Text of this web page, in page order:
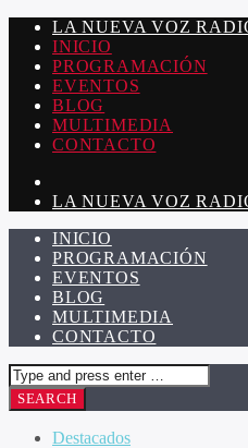
LA NUEVA VOZ
INICIO
PROGRAMACIÓN
EVENTOS
BLOG
MULTIMEDIA
CONTACTO
LA NUEVA VOZ
INICIO
PROGRAMACIÓN
EVENTOS
BLOG
MULTIMEDIA
CONTACTO
Destacados